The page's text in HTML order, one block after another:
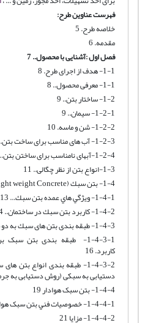
فهرست عناوین طرح:
خلاصه طرح. 5
مقدمه. 6
فصل اول :آشنایی با محصول..
7
1-1- هدف از اجرای طرح. 8
1-1- معرفی محصول.. 8
1-2- ساختار بتن.. 9
1-2-1- سیمان.. 9
1-2-2- شن و ماسه. 10
1-2-3- آب های مناسب برای ساخت بتن.. 10
1-2-4-آبهای نامناسب برای ساختن بتن.. 11
1-3-انواع بتن از نظر چگالی.. 11
1-4- بتن سبك (Light weight Concrete ) 12
1-4-1- ويژگي هاي عمده بتن سبك... 13
1-4-2- كاربرد بتن سبك در ساختمان.. 14
1-4-3- طبقه بندى بتن هاى سبك به دو شكل كلى.. 15
1-4-3-1- طبقه بندی بتن
كاربرد. 16
1-4-3-2- طبقه بندى انواع
دستيابى به سبكى (روش دستيابى به
1-4-4- بتن سبک هوادار 19
1-4-4-1- خصوصيات فني بتن سبک هوا دار 20
1-4-4-2- مزايا 21